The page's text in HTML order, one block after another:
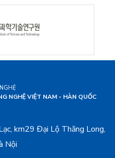
NGHỆ VIỆT NAM - HÀN QUỐC
km29 Đại Lộ Thăng Long,
Nội